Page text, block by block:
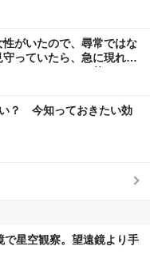
がいたので、尋常ではな
っていたら、急に現れた
スマホをはたき落とされ
？ 今知っておきたい効
星空観察。望遠鏡より手